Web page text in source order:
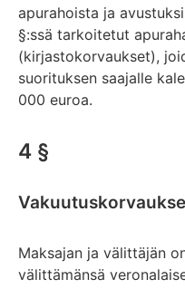
apurahoista ja
§:ssä tarkoitetut
(kirjastokorvaukset),
suorituksen saajalle
000 euroa.
4 §
Maksajan ja välittäjän
välittämänsä